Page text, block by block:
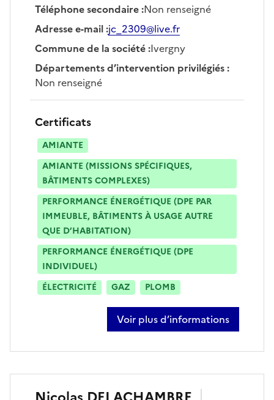
Téléphone secondaire:Non renseigné
Adresse e-mail:jc_2309@live.fr
Commune de la société:Ivergny
Départements d’intervention privilégiés:
Non renseigné
Certificats
AMIANTE
AMIANTE (MISSIONS SPÉCIFIQUES,
BÂTIMENTS COMPLEXES)
PERFORMANCE ÉNERGÉTIQUE (DPE PAR
IMMEUBLE, BÂTIMENTS À USAGE AUTRE
QUE D’HABITATION)
PERFORMANCE ÉNERGÉTIQUE (DPE
INDIVIDUEL)
ÉLECTRICITÉ
GAZ PLOMB
Voir plus d’informations
sur johann cucheval